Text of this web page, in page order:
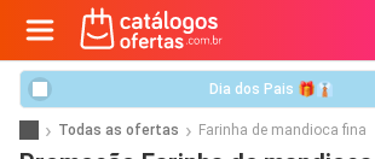
Dia dos Pais 🎁👔
Todas as ofertas Farinha de mandioca fina